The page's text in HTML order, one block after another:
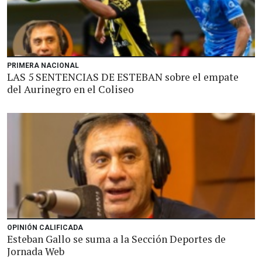
PRIMERA NACIONAL
LAS 5 SENTENCIAS DE ESTEBAN sobre el empate
del Aurinegro en el Coliseo
OPINIÓN CALIFICADA
Esteban Gallo se suma a la Sección Deportes de
Jornada Web